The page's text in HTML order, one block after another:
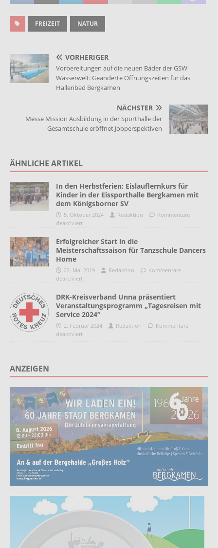
FREIZEIT NATUR
VORHERIGER
Vorbereitungen auf die neuen Bäder der GSW
Wasserwelt: Geänderte Öffnungszeiten für das
Hallenbad Bergkamen
NÄCHSTER
Messe Mission Ausbildung in der Sporthalle der
Gesamtschule eröffnet Jobperspektiven
ÄHNLICHE ARTIKEL
In den Herbstferien: Eislauflernkurs für
Kinder in der Eissporthalle Bergkamen mit
dem Königsborner SV
5. Oktober 2024 Redaktion
Kommentare
deaktiviert
Erfolgreicher Start in die
Meisterschaftssaison für Tanzschule Dancers
Home
22. Mai 2019 Redaktion
Kommentare
deaktiviert
DRK-Kreisverband Unna präsentiert
Veranstaltungsprogramm „Tagesreisen mit
Service 2024“
2. Februar 2024 Redaktion
Kommentare
deaktiviert
ANZEIGEN